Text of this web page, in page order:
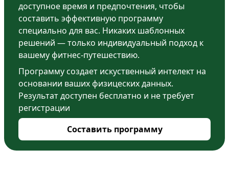
доступное время и предпочтения, чтобы
составить эффективную программу
специально для вас. Никаких шаблонных
решений — только индивидуальный подход к
вашему фитнес-путешествию.
Программу создает искуственный интелект на
основании ваших физицеских данных.
Результат доступен бесплатно и не требует
регистрации
Составить программу